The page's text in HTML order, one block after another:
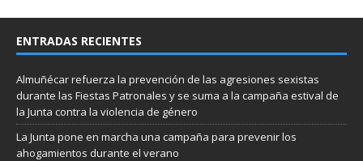
ENTRADAS RECIENTES
Almuñécar refuerza la prevención de las agresiones sexistas
durante las Fiestas Patronales y se suma a la campaña estival de
la Junta contra la violencia de género
La Junta pone en marcha una campaña para prevenir los
ahogamientos durante el verano